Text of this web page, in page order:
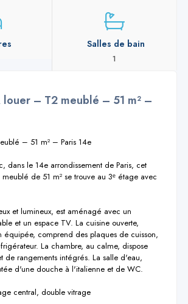
Salles de bain
1
– T2 meublé – 51 m² –
– 51 m² – Paris 14e
dans le 14e arrondissement de Paris, cet
de 51 m² se trouve au 3ᵉ étage avec
et lumineux, est aménagé avec un
et un espace TV. La cuisine ouverte,
équipée, comprend des plaques de cuisson,
La chambre, au calme, dispose
de rangements intégrés. La salle d'eau,
d'une douche à l'italienne et de WC.
central, double vitrage